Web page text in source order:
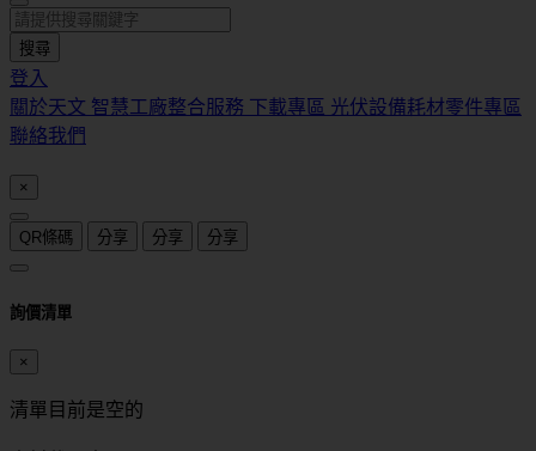
搜尋
登入
關於天文 智慧工廠整合服務 下載專區 光伏設備耗材零件專區
聯絡我們
×
QR條碼 分享 分享 分享
詢價清單
×
清單目前是空的